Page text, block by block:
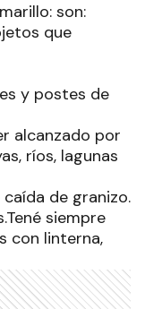
son:
que
y postes de
alcanzado por
ríos, lagunas
de granizo.
siempre
con linterna,